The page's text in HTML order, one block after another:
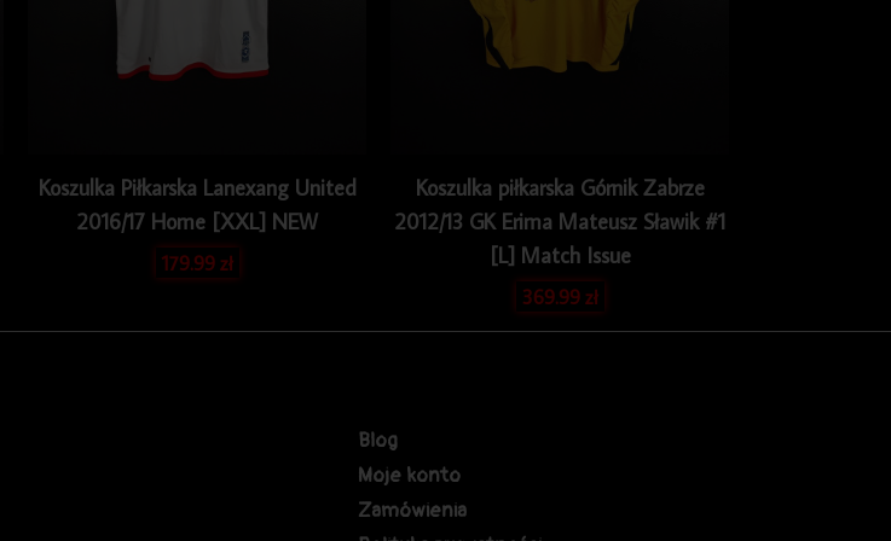
Koszulka Piłkarska Lanexang United
2016/17 Home [XXL] NEW
179.99zł
Koszulka piłkarska Górnik Zabrze
2012/13 GK Erima Mateusz Sławik #1
[L] Match Issue
369.99zł
Blog
Moje konto
Zamówienia